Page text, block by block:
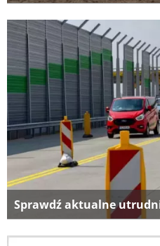
Sprawdź aktualne